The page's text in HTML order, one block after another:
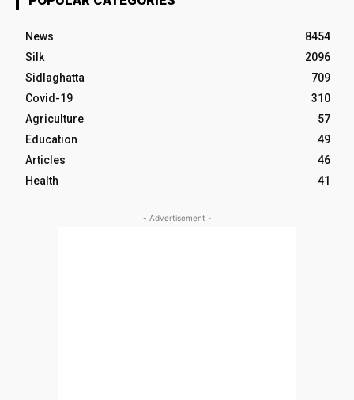
News
8454
Silk
2096
Sidlaghatta
709
Covid-19
310
Agriculture
57
Education
49
Articles
46
Health
41
- Advertisement -